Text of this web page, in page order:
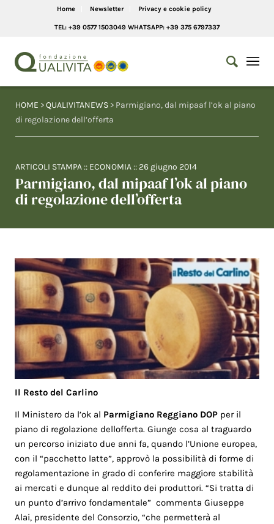
Home Newsletter Privacy e cookie policy
TEL: +39 0577 1503049 WHATSAPP: +39 375 6797337
HOME >QUALIVITANEWS > Parmigiano, dal mipaaf l’ok al piano
di regolazione dell’offerta
ARTICOLI STAMPA :: ECONOMIA :: 26 giugno 2014
Parmigiano, dal mipaaf l’ok al piano
di regolazione dell’offerta
Il Resto del Carlino
Il Ministero da l’ok al Parmigiano Reggiano DOP per il
piano di regolazione dellofferta. Giunge cosa al traguardo
un percorso iniziato due anni fa, quando l’Unione europea,
con il “pacchetto latte”, approvò la possibilità di forme di
regolamentazione in grado di conferire maggiore stabilità
ai mercati e dunque al reddito dei produttori. “Si tratta di
un punto d’arrivo fondamentale” commenta Giuseppe
Alai, presidente del Consorzio, “che permetterà al